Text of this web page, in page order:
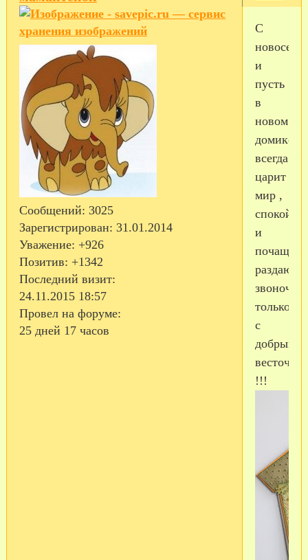
Сообщений: 3025
Зарегистрирован: 31.01.2014
Уважение: +926
Позитив: +1342
Последний визит:
24.11.2015 18:57
Провел на форуме:
25 дней 17 часов
С
и
пусть
в
новом
домике
всегда
царит
мир ,
и
почаще
раздаются
звоночки
только
с
добрыми
!!!